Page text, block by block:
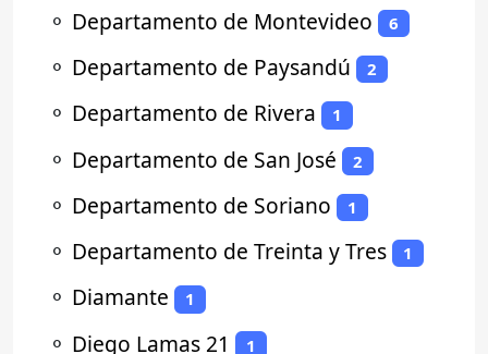
⚬ Departamento de Montevideo 6
⚬ Departamento de Paysandú 2
⚬ Departamento de Rivera 1
⚬ Departamento de San José 2
⚬ Departamento de Soriano 1
⚬ Departamento de Treinta y Tres 1
⚬ Diamante 1
⚬ Diego Lamas 21 1